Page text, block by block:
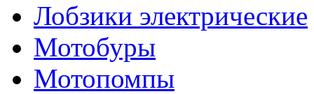
Лобзики электрические
Мотобуры
Мотопомпы